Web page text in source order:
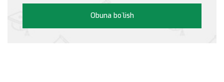
Obuna bo`lish